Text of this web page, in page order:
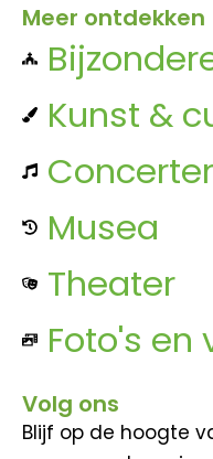
Meer ontdekken
Kunst &
Musea
Theater
Foto's en
Volg ons
Blijf op de hoogte